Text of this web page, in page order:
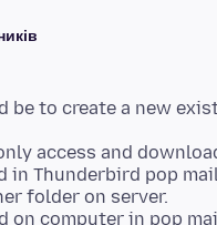
access and
in Thunderbird pop
folder on server.
on computer in pop